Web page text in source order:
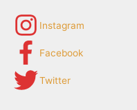
Instagram
Facebook
Twitter